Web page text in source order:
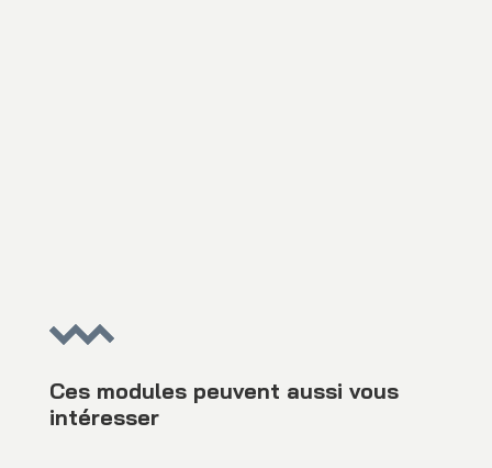
Ces modules peuvent aussi vous
intéresser